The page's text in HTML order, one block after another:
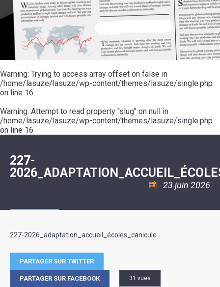
20ÈME
SIÈCLE
RÉUNIONS
DU
CONSEIL
MUNICIPAL
ARRÊTÉS
DÉCISIONS
MAIRE
MOT
DE
LA
MINORITÉ
LES
ÉCOLES
COLLÈGE
ESPACE
JEUNES
11
18
:
ASSOCIATION
COULÉE
DOUCE
ENVIRONNEMENT
L'EAU
L'ASSAINISSEMENT
RÉSIDENCE
AUTONOMIE
LE
CCAS
LA
POLICE
SÉCURITÉ
/
RISQUES
MAJEURS
MUSIQUE
L'ÉCOLE
COMMUNAUTAIRE
DANSE
PISCINE
ASSOCIATIONS
VOIE
VERTE
VISITES
DÉCOUVERTES
LES
RANDONNÉES
LE
POUR
CAMPING-
CARS
TENTES
CARAVANES
LA
HALTE
FLUVIALE
LA
SUZE
Warning: Trying to access array offset on false in
/home/lasuze/lasuze/wp-content/themes/lasuze/single.php
on line 16
Warning: Attempt to read property "slug" on null in
/home/lasuze/lasuze/wp-content/themes/lasuze/single.php
on line 16
227-
23 juin 2026
227-2026_adaptation_accueil_écoles_canicule
PARTAGER SUR TWITTER
PARTAGER SUR FACEBOOK 31 vues